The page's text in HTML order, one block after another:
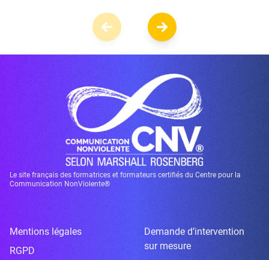
Le site français des formatrices et formateurs certifiés du Centre pour la
Communication NonViolente®
Mentions légales
RGPD
Demande d’intervention
sur mesure